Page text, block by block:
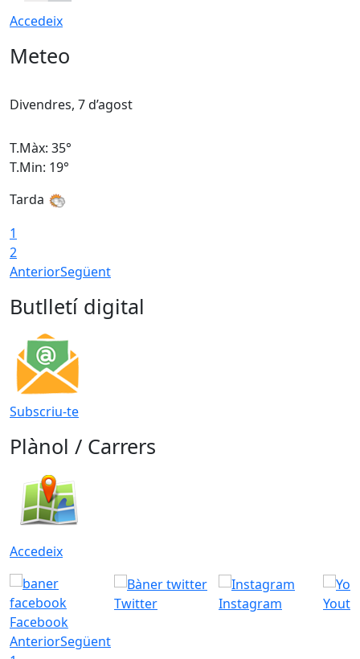
Accedeix
Meteo
Divendres, 7 d’agost
T.Màx: 35°
T.Min: 19°
Tarda
1
2
AnteriorSegüent
Butlletí digital
Subscriu-te
Plànol / Carrers
Accedeix
Facebook
Twitter Instagram
AnteriorSegüent